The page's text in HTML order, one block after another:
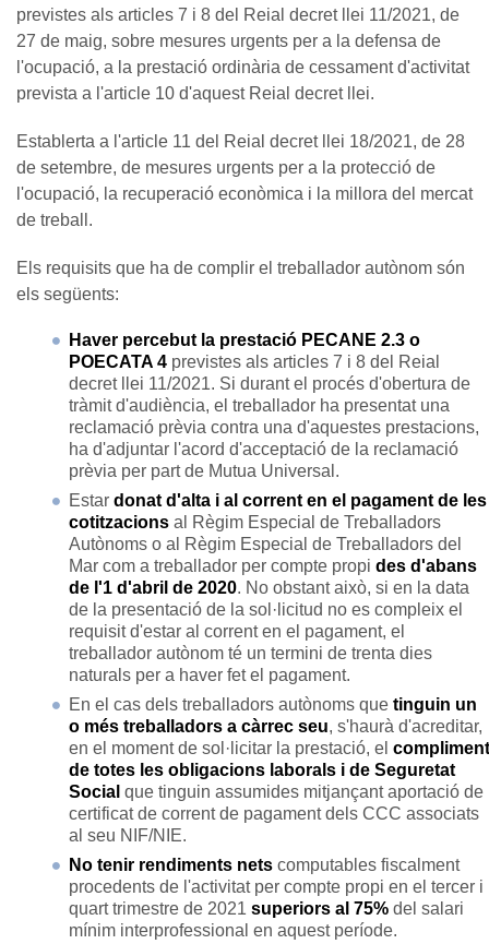
previstes als articles 7 i 8 del Reial decret llei 11/2021, de
27 de maig, sobre mesures urgents per a la defensa de
l'ocupació, a la prestació ordinària de cessament d'activitat
prevista a l'article 10 d'aquest Reial decret llei.
Establerta a l'article 11 del Reial decret llei 18/2021, de 28
de setembre, de mesures urgents per a la protecció de
l'ocupació, la recuperació econòmica i la millora del mercat
de treball.
Els requisits que ha de complir el treballador autònom són
els següents:
Haver percebut la prestació PECANE 2.3 o
POECATA 4 previstes als articles 7 i 8 del Reial
decret llei 11/2021. Si durant el procés d'obertura de
tràmit d'audiència, el treballador ha presentat una
reclamació prèvia contra una d'aquestes prestacions,
ha d'adjuntar l'acord d'acceptació de la reclamació
prèvia per part de Mutua Universal.
Estar donat d'alta i al corrent en el pagament de les
cotitzacions al Règim Especial de Treballadors
Autònoms o al Règim Especial de Treballadors del
Mar com a treballador per compte propi des d'abans
de l'1 d'abril de 2020. No obstant això, si en la data
de la presentació de la sol·licitud no es compleix el
requisit d'estar al corrent en el pagament, el
treballador autònom té un termini de trenta dies
naturals per a haver fet el pagament.
En el cas dels treballadors autònoms que tinguin un
o més treballadors a càrrec seu, s'haurà d'acreditar,
en el moment de sol·licitar la prestació, el compliment
de totes les obligacions laborals i de Seguretat
Social que tinguin assumides mitjançant aportació de
certificat de corrent de pagament dels CCC associats
al seu NIF/NIE.
No tenir rendiments nets computables fiscalment
procedents de l'activitat per compte propi en el tercer i
quart trimestre de 2021 superiors al 75% del salari
mínim interprofessional en aquest període.